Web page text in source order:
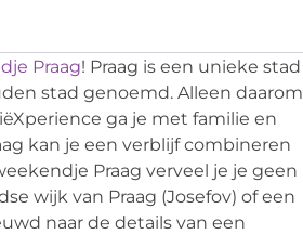
Praag! Praag is een unieke stad
stad genoemd. Alleen daarom
ga je met familie en
kan je een verblijf combineren
Praag verveel je je geen
wijk van Praag (Josefov) of een
naar de details van een